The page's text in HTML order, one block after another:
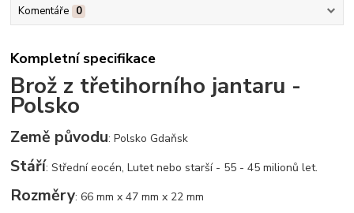
Komentáře 0
Kompletní specifikace
Brož z třetihorního jantaru -
Polsko
Země původu: Polsko Gdaňsk
Stáří: Střední eocén, Lutet nebo starší - 55 - 45 milionů let.
Rozměry: 66 mm x 47 mm x 22 mm